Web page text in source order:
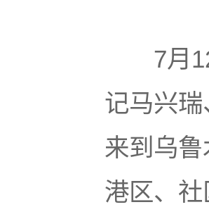
7月12
记马兴
来到乌
港区、